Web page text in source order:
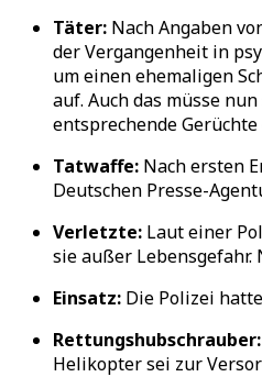
Täter: Nach Angaben
der Vergangenheit in
um einen ehemaligen
auf. Auch das müsse
entsprechende
Tatwaffe: Nach ersten
Deutschen Presse-
Verletzte: Laut einer
sie außer Lebensgefahr.
Einsatz: Die Polizei
Rettungshubschrauber:
Helikopter sei zur